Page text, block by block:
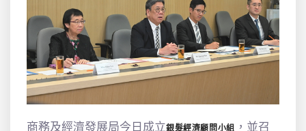
商務及經濟發展局今日成立銀髮經濟顧問小組 ，並召